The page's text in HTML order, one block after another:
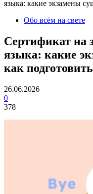
языка: какие экзамены
Обо всём на свете
Сертификат на
языка: какие
как
26.06.2026
0
378